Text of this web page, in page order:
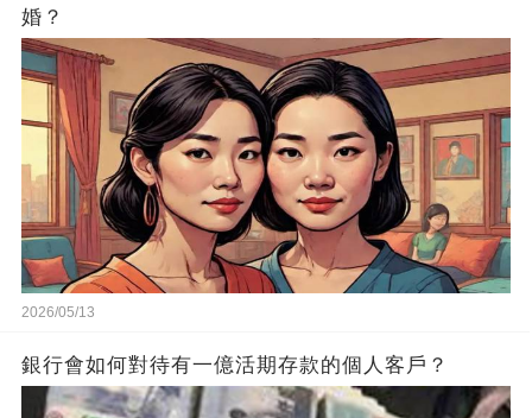
婚？
2026/05/13
銀行會如何對待有一億活期存款的個人客戶？